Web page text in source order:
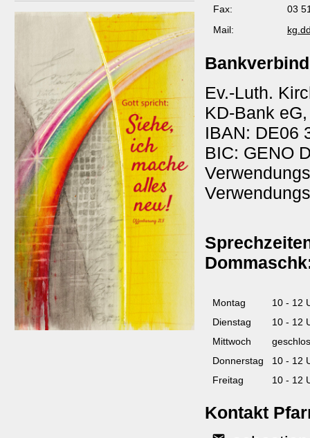
Fax:
03
Mail:
Ev.-Luth.
KD-Bank
IBAN: DE06
BIC: GENO
Montag
10 - 12
Dienstag
10 - 12
Mittwoch
Donnerstag
10 - 12
Freitag
10 - 12
Kontakt